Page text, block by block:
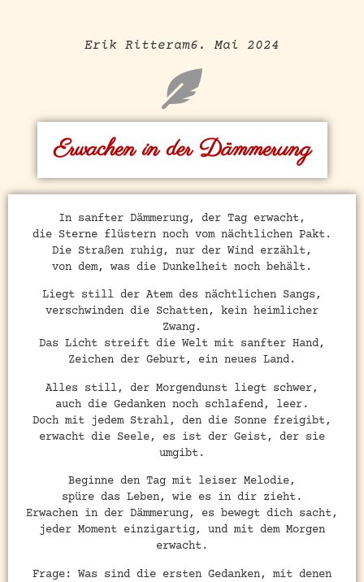
Erik Ritteram6. Mai 2024
Erwachen in der Dämmerung
In sanfter Dämmerung, der Tag erwacht,
die Sterne flüstern noch vom nächtlichen Pakt.
Die Straßen ruhig, nur der Wind erzählt,
von dem, was die Dunkelheit noch behält.
Liegt still der Atem des nächtlichen Sangs,
verschwinden die Schatten, kein heimlicher
Zwang.
Das Licht streift die Welt mit sanfter Hand,
Zeichen der Geburt, ein neues Land.
Alles still, der Morgendunst liegt schwer,
auch die Gedanken noch schlafend, leer.
Doch mit jedem Strahl, den die Sonne freigibt,
erwacht die Seele, es ist der Geist, der sie
umgibt.
Beginne den Tag mit leiser Melodie,
spüre das Leben, wie es in dir zieht.
Erwachen in der Dämmerung, es bewegt dich sacht,
jeder Moment einzigartig, und mit dem Morgen
erwacht.
Frage: Was sind die ersten Gedanken, mit denen